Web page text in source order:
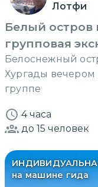
Лотфи
Белый остров
групповая
Белоснежный
Хургады
группе
4 часа
до 15 человек
на машине гида